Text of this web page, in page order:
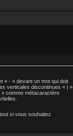
« - » devant un mot qui doit
verticales discontinues « | »
comme métacaractère
si vous souhaitez